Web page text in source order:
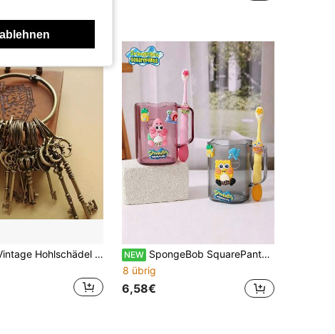
46 Stück Vintage Hohlschädel Schlüsselanhänger gemischt DIY Basteln, Hochzeits- und Partygeschenke, Weihnachts-/Halloween-Bühnenrequisiten, Cosplay-Accessoires, Wanddekoration, Filmfan-Merchandise-Geschenke, 46 verschiedene Schlüssel
NEW SpongeBob SquarePants 1 Stück Cartoon-Muster Zahnbürsten-Mundspülungsbecher, Badezimmer-Wasserbecher, süßes minimalistisches Design, langanhaltend und stoßfest, Reise- und Party-Essential, erste Wahl für Urlaubs- und Geburtstagsgeschenke (Zahnbürste nicht enthalten)
8 übrig
6,58€